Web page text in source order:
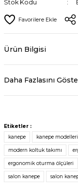
Stok Kodu
Ürün Bilgisi
Daha Fazlasını
Etiketler :
kanepe
kanepe modelleri
modern koltuk takımı
ergonomik oturma ölçüleri
salon kanepe salon